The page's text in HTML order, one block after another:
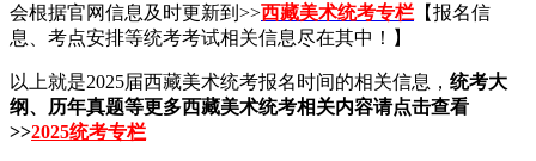
会根据官网信息及时更新到>>西藏美术统考专栏 【报名信
息、考点安排等统考考试相关信息尽在其中！】
以上就是2025届西藏美术统考报名时间的相关信息， 统考大
纲、历年真题等更多西藏美术统考相关内容请点击查看
>>2025统考专栏